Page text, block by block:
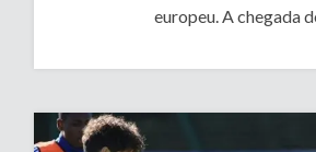
europeu. A chegada